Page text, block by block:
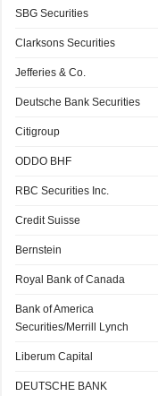
SBG Securities
Clarksons Securities
Jefferies & Co.
Deutsche Bank Securities
Citigroup
ODDO BHF
RBC Securities Inc.
Credit Suisse
Bernstein
Royal Bank of Canada
Bank of America
Securities/Merrill Lynch
Liberum Capital
DEUTSCHE BANK